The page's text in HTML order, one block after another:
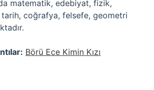
matematik, edebiyat, fizik,
coğrafya, felsefe, geometri
Börü Ece Kimin Kızı